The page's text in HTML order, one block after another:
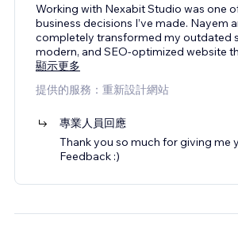
Working with Nexabit Studio was one
business decisions I’ve made. Nayem
completely transformed my outdated
modern, and SEO-optimized website
顯示更多
提供的服務：重新設計網站
專業人員回應
Thank you so much for giving me
Feedback :)